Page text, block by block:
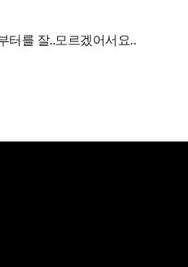
터를 잘..모르겠어서요..